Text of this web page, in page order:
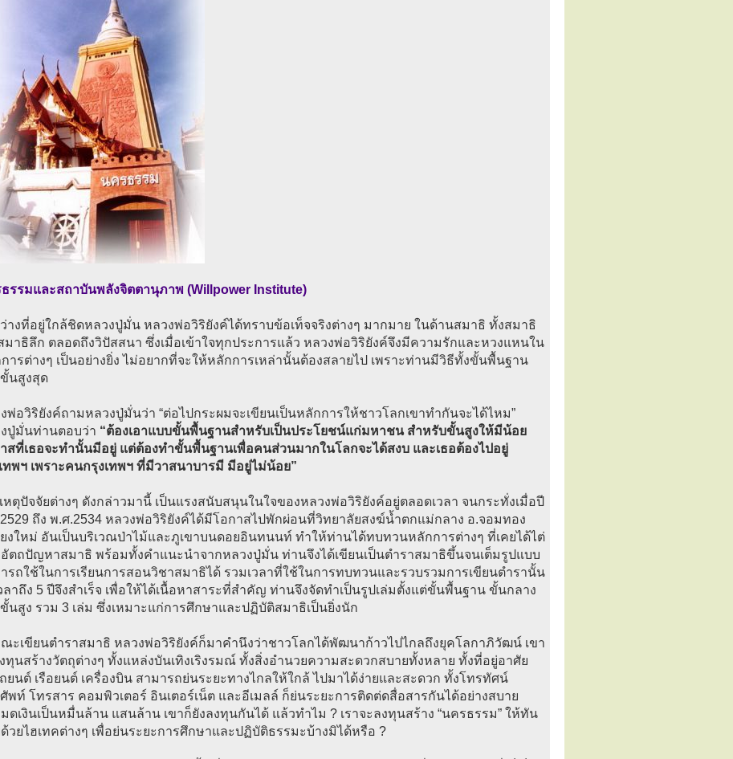
รรมและสถาบันพลังจิตตานุภาพ (Willpower Institute)
างที่อยู่ใกล้ชิดหลวงปู่มั่น หลวงพ่อวิริยังค์ได้ทราบข้อเท็จจริงต่างๆ มากมาย ในด้านสมาธิ ทั้งสมาธิ
มาธิลึก ตลอดถึงวิปัสสนา ซึ่งเมื่อเข้าใจทุกประการแล้ว หลวงพ่อวิริยังค์จึงมีความรักและหวงแหนใน
ารต่างๆ เป็นอย่างยิ่ง ไม่อยากที่จะให้หลักการเหล่านั้นต้องสลายไป เพราะท่านมีวิธีทั้งขั้นพื้นฐาน
นสูงสุด
พ่อวิริยังค์ถามหลวงปู่มั่นว่า “ต่อไปกระผมจะเขียนเป็นหลักการให้ชาวโลกเขาทำกันจะได้ไหม”
ปู่มั่นท่านตอบว่า “ต้องเอาแบบขั้นพื้นฐานสำหรับเป็นประโยชน์แก่มหาชน สำหรับขั้นสูงให้มีน้อย
สที่เธอจะทำนั้นมีอยู่ แต่ต้องทำขั้นพื้นฐานเพื่อคนส่วนมากในโลกจะได้สงบ และเธอต้องไปอยู่
ทพฯ เพราะคนกรุงเทพฯ ที่มีวาสนาบารมี มีอยู่ไม่น้อย”
หตุปัจจัยต่างๆ ดังกล่าวมานี้ เป็นแรงสนับสนุนในใจของหลวงพ่อวิริยังค์อยู่ตลอดเวลา จนกระทั่งเมื่อปี
ถึง พ.ศ.2534 หลวงพ่อวิริยังค์ได้มีโอกาสไปพักผ่อนที่วิทยาลัยสงฆ์น้ำตกแม่กลาง อ.จอมทอง
ยงใหม่ อันเป็นบริเวณป่าไม้และภูเขาบนดอยอินทนนท์ ทำให้ท่านได้ทบทวนหลักการต่างๆ ที่เคยได้ไต่
ตถปัญหาสมาธิ พร้อมทั้งคำแนะนำจากหลวงปู่มั่น ท่านจึงได้เขียนเป็นตำราสมาธิขึ้นจนเต็มรูปแบบ
รถใช้ในการเรียนการสอนวิชาสมาธิได้ รวมเวลาที่ใช้ในการทบทวนและรวบรวมการเขียนตำรานั้น
ลาถึง 5 ปีจึงสำเร็จ เพื่อให้ได้เนื้อหาสาระที่สำคัญ ท่านจึงจัดทำเป็นรูปเล่มตั้งแต่ขั้นพื้นฐาน ขั้นกลาง
นสูง รวม 3 เล่ม ซึ่งเหมาะแก่การศึกษาและปฏิบัติสมาธิเป็นยิ่งนัก
ะเขียนตำราสมาธิ หลวงพ่อวิริยังค์ก็มาคำนึงว่าชาวโลกได้พัฒนาก้าวไปไกลถึงยุคโลกาภิวัฒน์ เขา
ทุนสร้างวัตถุต่างๆ ทั้งแหล่งบันเทิงเริงรมณ์ ทั้งสิ่งอำนวยความสะดวกสบายทั้งหลาย ทั้งที่อยู่อาศัย
ยนต์ เรือยนต์ เครื่องบิน สามารถย่นระยะทางไกลให้ใกล้ ไปมาได้ง่ายและสะดวก ทั้งโทรทัศน์
พท์ โทรสาร คอมพิวเตอร์ อินเตอร์เน็ต และอีเมลล์ ก็ย่นระยะการติดต่ดสื่อสารกันได้อย่างสบาย
ดเงินเป็นหมื่นล้าน แสนล้าน เขาก็ยังลงทุนกันได้ แล้วทำไม ? เราจะลงทุนสร้าง “นครธรรม” ให้ทัน
วยไฮเทคต่างๆ เพื่อย่นระยะการศึกษาและปฏิบัติธรรมะบ้างมิได้หรือ ?